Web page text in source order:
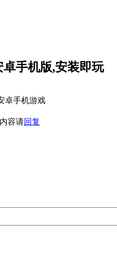
手机版,安装即玩
卓手机游戏
容请回复